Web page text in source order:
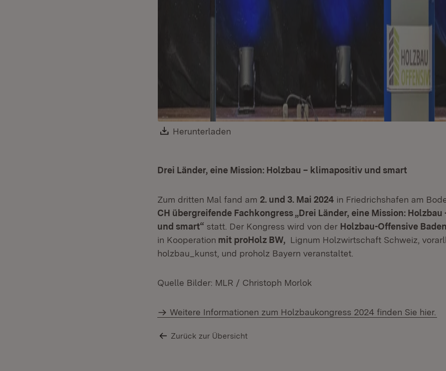
Download:
Herunterladen
Drei Länder, eine Mission: Holzbau – klimapositiv und smart
Zum dritten Mal fand am 2. und 3. Mai 2024 in Friedrichshafen am
CH übergreifende Fachkongress „Drei Länder, eine Mission:
und smart“ statt. Der Kongress wird von der Holzbau-Offensive
in Kooperation mit proHolz BW, Lignum Holzwirtschaft Schweiz,
holzbau_kunst, und proholz Bayern veranstaltet.
Quelle Bilder: MLR / Christoph Morlok
Weitere Informationen zum Holzbaukongress 2024 finden Sie hier.
Zurück zur Übersicht